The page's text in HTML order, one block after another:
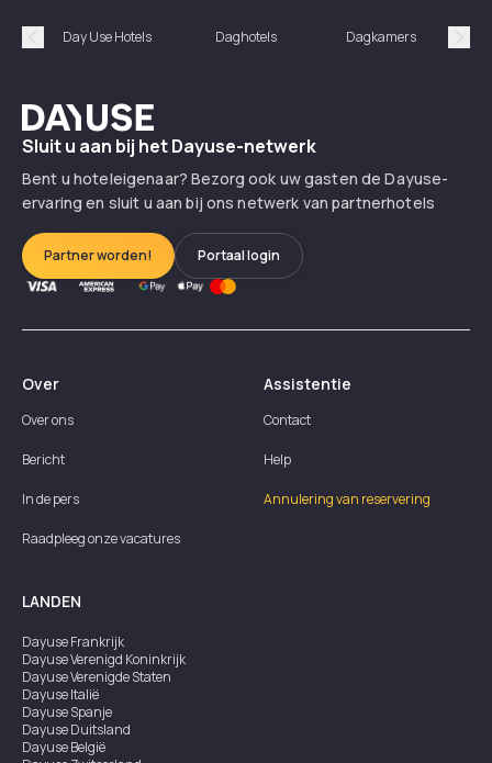
Précédent
Day Use Hotels Daghotels Dagkamers
Dayuse
Sluit u aan bij het Dayuse-netwerk
Bent u hoteleigenaar? Bezorg ook uw gasten de Dayuse-
ervaring en sluit u aan bij ons netwerk van partnerhotels
Partner worden! Portaal login
Over
Over ons
Bericht
In de pers
Raadpleeg onze vacatures
Assistentie
Contact
Help
Annulering van reservering
LANDEN
DayuseFrankrijk
DayuseVerenigd Koninkrijk
DayuseVerenigde Staten
DayuseItalië
DayuseSpanje
DayuseDuitsland
DayuseBelgië